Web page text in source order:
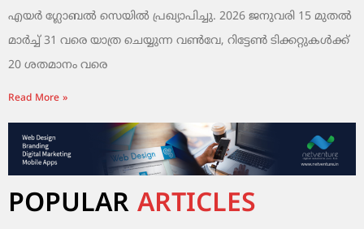
എയർ ഗ്ലോബൽ സെയിൽ പ്രഖ്യാപിച്ചു. 2026 ജനുവരി 15 മുതൽ
മാർച്ച് 31 വരെ യാത്ര ചെയ്യുന്ന വൺവേ, റിട്ടേൺ ടിക്കറ്റുകൾക്ക്
20 ശതമാനം വരെ
Read More »
POPULAR ARTICLES